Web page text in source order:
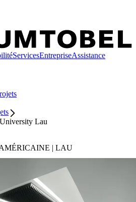
ServicesEntrepriseAssistance
Lau
| LAU